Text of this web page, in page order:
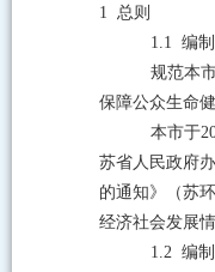
1 总则
1.1 编
规范本
保障公众生命
本市于
苏省人民政府
的通知》（苏
经济社会发展
1.2 编